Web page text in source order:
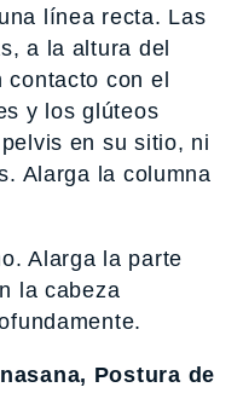
línea recta. Las
a la altura del
con el
y los glúteos
en su sitio, ni
Alarga la columna
Alarga la parte
la cabeza
Postura de